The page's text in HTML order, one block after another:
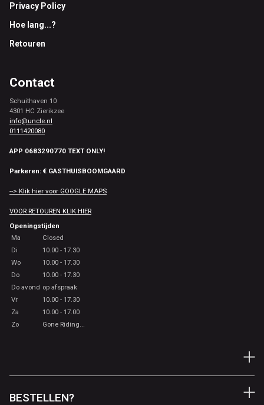
Privacy Policy
Hoe lang...?
Retouren
Contact
Schuithaven 10
4301 HC Zierikzee
info@uncle.nl
0111420080
APP 0683290770 TEXT ONLY!
Parkeren: € GASTHUISBOOMGAARD
--> Klik hier voor GOOGLE MAPS
VOOR RETOUREN KLIK HIER
Openingstijden
Ma
Closed
Di
10.00 - 17.30
Wo
10.00 - 17.30
Do
10.00 - 17.30
Do avond op afspraak
Vr
10.00 - 17.30
Za
10.00 - 17.00
Zo
Gone Riding...
BESTELLEN?